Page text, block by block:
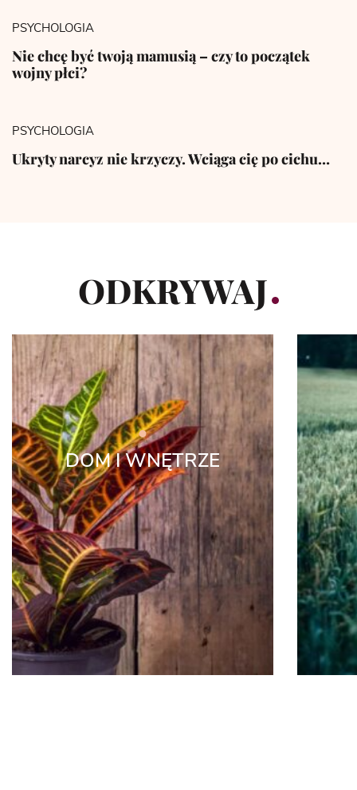
PSYCHOLOGIA
Nie chcę być twoją mamusią – czy to początek
wojny płci?
PSYCHOLOGIA
Ukryty narcyz nie krzyczy. Wciąga cię po cichu…
ODKRYWAJ
DOM I WNĘTRZE